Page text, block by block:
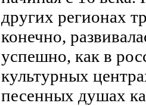
других регионах
конечно,
успешно, как в
культурных
песенных душах